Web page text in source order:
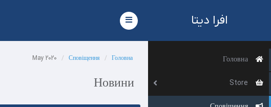
افرا دیتا
Toggle
navigation
Головна
Головна
Сповіщення
Новини